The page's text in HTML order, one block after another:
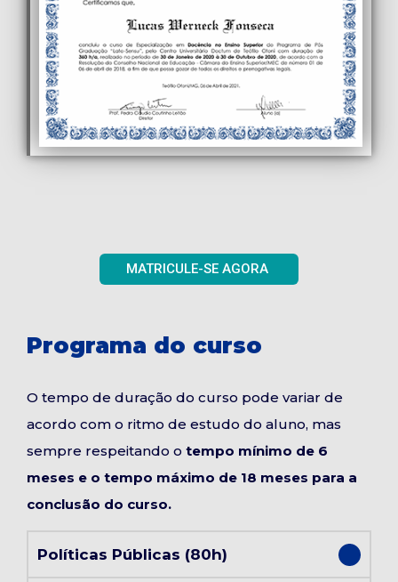
MATRICULE-SE AGORA
Programa do curso
O tempo de duração do curso pode variar de
acordo com o ritmo de estudo do aluno, mas
sempre respeitando o tempo mínimo de 6
meses e o tempo máximo de 18 meses para a
conclusão do curso.
Políticas Públicas (80h)